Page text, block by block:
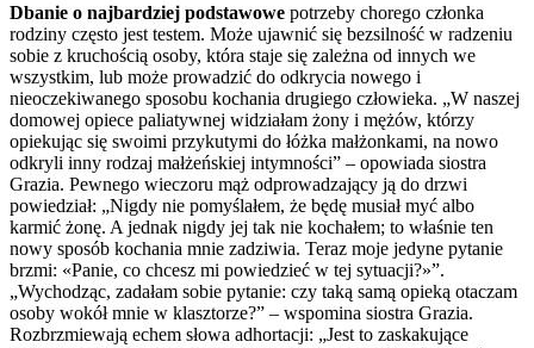
Dbanie o najbardziej podstawowe potrzeby chorego członka
rodziny często jest testem. Może ujawnić się bezsilność w radzeniu
sobie z kruchością osoby, która staje się zależna od innych we
wszystkim, lub może prowadzić do odkrycia nowego i
nieoczekiwanego sposobu kochania drugiego człowieka. „W naszej
domowej opiece paliatywnej widziałam żony i mężów, którzy
opiekując się swoimi przykutymi do łóżka małżonkami, na nowo
odkryli inny rodzaj małżeńskiej intymności” – opowiada siostra
Grazia. Pewnego wieczoru mąż odprowadzający ją do drzwi
powiedział: „Nigdy nie pomyślałem, że będę musiał myć albo
karmić żonę. A jednak nigdy jej tak nie kochałem; to właśnie ten
nowy sposób kochania mnie zadziwia. Teraz moje jedyne pytanie
brzmi: «Panie, co chcesz mi powiedzieć w tej sytuacji?»”.
„Wychodząc, zadałam sobie pytanie: czy taką samą opieką otaczam
osoby wokół mnie w klasztorze?” – wspomina siostra Grazia.
Rozbrzmiewają echem słowa adhortacji: „Jest to zaskakujące